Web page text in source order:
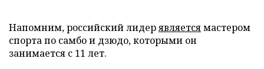
Напомним, российский лидерявляетсямастером
спорта по самбо и дзюдо, которыми он
занимается с 11 лет.